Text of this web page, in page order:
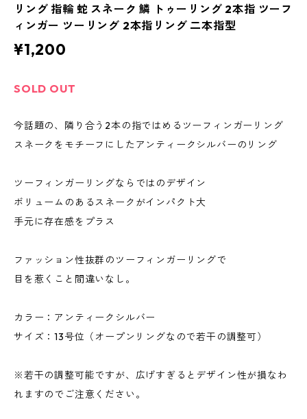
リング 指輪 蛇 スネーク 鱗 トゥーリング 2本指 ツーフ
ィンガー ツーリング 2本指リング 二本指型
¥1,200
SOLD OUT
今話題の、隣り合う2本の指ではめるツーフィンガーリング
スネークをモチーフにしたアンティークシルバーのリング
ツーフィンガーリングならではのデザイン
ボリュームのあるスネークがインパクト大
手元に存在感をプラス
ファッション性抜群のツーフィンガーリングで
目を惹くこと間違いなし。
カラー：アンティークシルバー
サイズ：13号位（オープンリングなので若干の調整可）
※若干の調整可能ですが、広げすぎるとデザイン性が損なわ
れますのでご注意ください。